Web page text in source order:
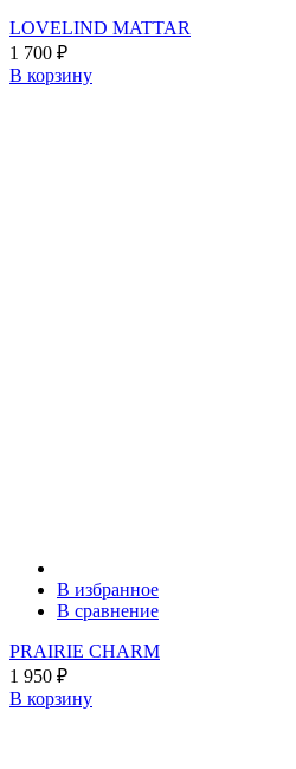
LOVELIND MATTAR
1 700 ₽
В корзину
В избранное
В сравнение
PRAIRIE CHARM
1 950 ₽
В корзину